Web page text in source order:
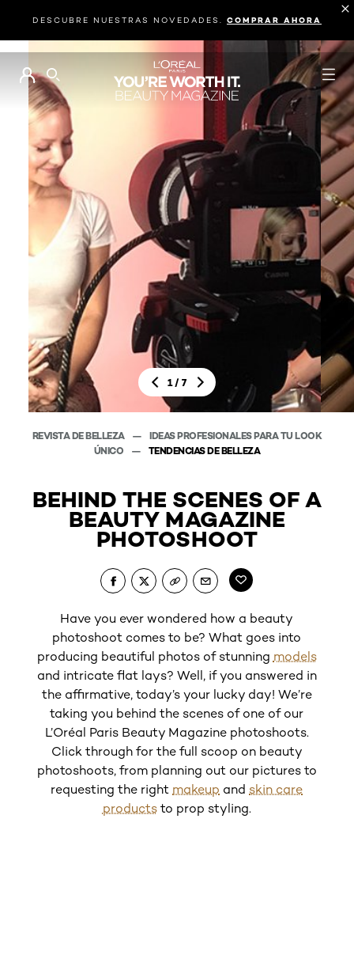
DESCUBRE NUESTRAS NOVEDADES. COMPRAR AHORA
BUSCAR
1 / 7
REVISTA DE BELLEZA
IDEAS PROFESIONALES PARA TU LOOK
ÚNICO
TENDENCIAS DE BELLEZA
BEHIND THE SCENES OF A
BEAUTY MAGAZINE
PHOTOSHOOT
Have you ever wondered how a beauty
photoshoot comes to be? What goes into
producing beautiful photos of stunning models
and intricate flat lays? Well, if you answered in
the affirmative, today’s your lucky day! We’re
taking you behind the scenes of one of our
L’Oréal Paris Beauty Magazine photoshoots.
Click through for the full scoop on beauty
photoshoots, from planning out our pictures to
requesting the right makeup and skin care
productsto prop styling.